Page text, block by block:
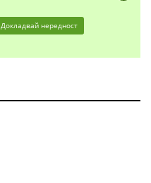
Докладвай нередност